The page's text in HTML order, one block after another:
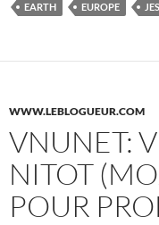
EARTH EUROPE
WWW.LEBLOGUEUR.COM
VNUNET:
NITOT
POUR